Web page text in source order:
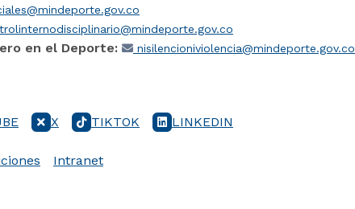
en el Deporte: nisilencioniviolencia@mindeporte.gov.co
X TIKTOK LINKEDIN
Intranet